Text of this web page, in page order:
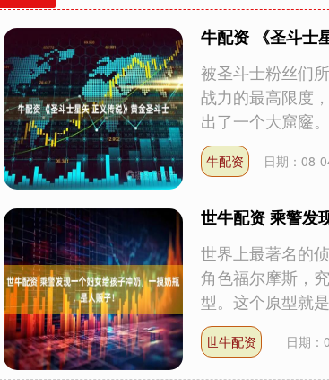
牛配资 《圣斗士
被圣斗士粉丝们
战力的最高限度
出了一个大窟窿
牛配资 日期：08-
世牛配资 乘警发
世界上最著名的
角色福尔摩斯，
型。这个原型就
世牛配资 日期：